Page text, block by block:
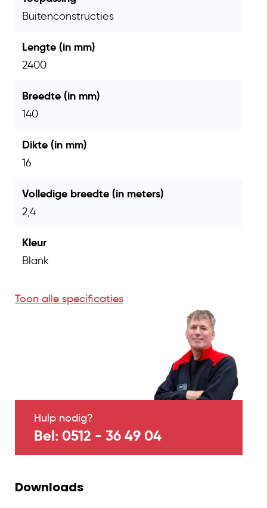
jarenlang meegaat.
Buitenconstructies
Lengte (in mm)
2400
Breedte (in mm)
140
Dikte (in mm)
16
Volledige breedte (in meters)
2,4
Kleur
Blank
Toon alle specificaties
Hulp nodig?
Bel: 0512 - 36 49 04
Downloads